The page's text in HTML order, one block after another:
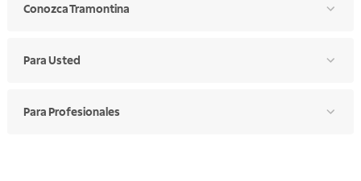
Conozca Tramontina
Para Usted
Para Profesionales